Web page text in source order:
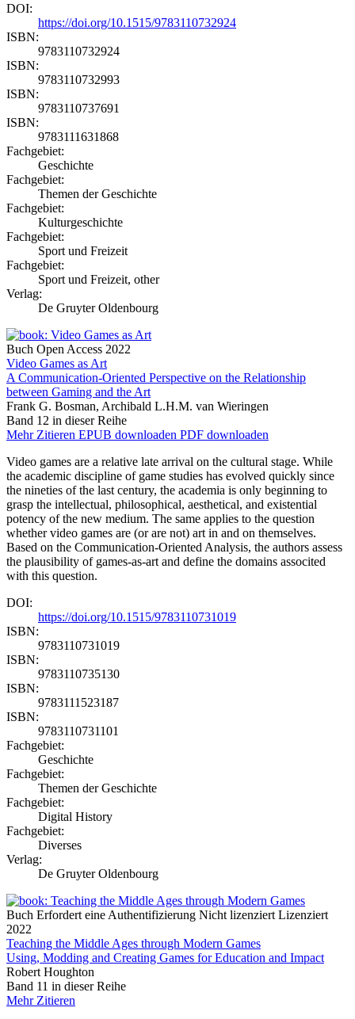
DOI:
https://doi.org/10.1515/9783110732924
ISBN:
9783110732924
ISBN:
9783110732993
ISBN:
9783110737691
ISBN:
9783111631868
Fachgebiet:
Geschichte
Fachgebiet:
Themen der Geschichte
Fachgebiet:
Kulturgeschichte
Fachgebiet:
Sport und Freizeit
Fachgebiet:
Sport und Freizeit, other
Verlag:
De Gruyter Oldenbourg
Buch Open Access 2022
Video Games as Art
A Communication-Oriented Perspective on the Relationship
between Gaming and the Art
Frank G. Bosman, Archibald L.H.M. van Wieringen
Band 12 in dieser Reihe
Mehr Zitieren EPUB downloaden PDF downloaden
Video games are a relative late arrival on the cultural stage. While
the academic discipline of game studies has evolved quickly since
the nineties of the last century, the academia is only beginning to
grasp the intellectual, philosophical, aesthetical, and existential
potency of the new medium. The same applies to the question
whether video games are (or are not) art in and on themselves.
Based on the Communication-Oriented Analysis, the authors assess
the plausibility of games-as-art and define the domains associted
with this question.
DOI:
https://doi.org/10.1515/9783110731019
ISBN:
9783110731019
ISBN:
9783110735130
ISBN:
9783111523187
ISBN:
9783110731101
Fachgebiet:
Geschichte
Fachgebiet:
Themen der Geschichte
Fachgebiet:
Digital History
Fachgebiet:
Diverses
Verlag:
De Gruyter Oldenbourg
Buch Erfordert eine Authentifizierung Nicht lizenziert Lizenziert
2022
Teaching the Middle Ages through Modern Games
Using, Modding and Creating Games for Education and Impact
Robert Houghton
Band 11 in dieser Reihe
Mehr Zitieren